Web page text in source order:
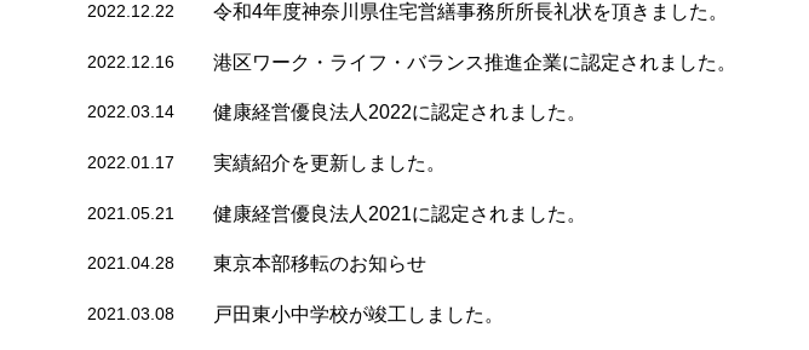
2022.12.22 令和4年度神奈川県住宅営繕事務所所長礼状を頂きました。
2022.12.16 港区ワーク・ライフ・バランス推進企業に認定されました。
2022.03.14 健康経営優良法人2022に認定されました。
2022.01.17 実績紹介を更新しました。
2021.05.21 健康経営優良法人2021に認定されました。
2021.04.28 東京本部移転のお知らせ
2021.03.08 戸田東小中学校が竣工しました。